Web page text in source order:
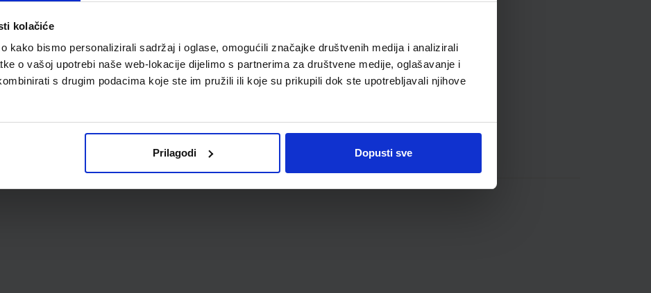
kolačiće
kako bismo personalizirali sadržaj i oglase, omogućili značajke društvenih medija i analizirali
o vašoj upotrebi naše web-lokacije dijelimo s partnerima za društvene medije, oglašavanje i
s drugim podacima koje ste im pružili ili koje su prikupili dok ste upotrebljavali njihove
Prilagodi Dopusti sve